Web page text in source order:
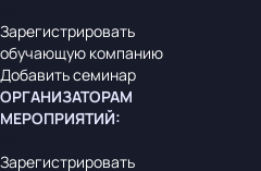
Зарегистрировать
обучающую компанию
Добавить семинар
ОРГАНИЗАТОРАМ
МЕРОПРИЯТИЙ:
Зарегистрировать